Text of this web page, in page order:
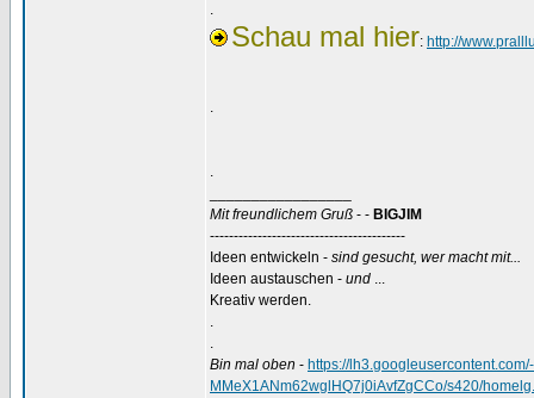
.
Schau mal hier: http://
.
.
Mit freundlichem Gruß - - BIGJIM
-----------------------------------------
Ideen entwickeln - sind gesucht, wer macht mit...
Ideen austauschen - und ...
Kreativ werden.
.
.
Bin mal oben - https://
MMeX1ANm62wglHQ7j0iAvfZgCCo/s420/